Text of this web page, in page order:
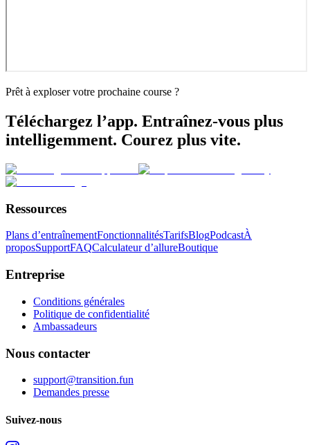
Prêt à exploser votre prochaine course ?
Téléchargez l’app. Entraînez-vous plus
intelligemment. Courez plus vite.
Ressources
Plans d’entraînementFonctionnalitésTarifsBlogPodcastÀ
proposSupportFAQCalculateur d’allureBoutique
Entreprise
Conditions générales
Politique de confidentialité
Ambassadeurs
Nous contacter
support@transition.fun
Demandes presse
Suivez-nous